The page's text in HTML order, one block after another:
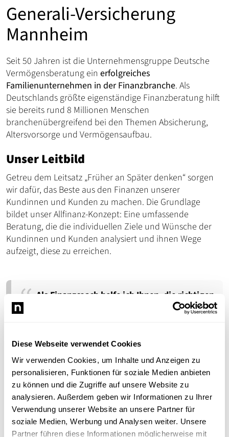
Diese Webseite verwendet Cookies
Wir verwenden Cookies, um Inhalte und Anzeigen zu
personalisieren, Funktionen für soziale Medien anbieten
zu können und die Zugriffe auf unsere Website zu
analysieren. Außerdem geben wir Informationen zu Ihrer
Verwendung unserer Website an unsere Partner für
soziale Medien, Werbung und Analysen weiter. Unsere
Partner führen diese Informationen möglicherweise mit
Generali-Versicherung
Mannheim
Seit 50 Jahren ist die Unternehmensgruppe Deutsche
Vermögensberatung ein erfolgreiches
Familienunternehmen in der Finanzbranche. Als
Deutschlands größte eigenständige Finanzberatung hilft
sie bereits rund 8 Millionen Menschen
branchenübergreifend bei den Themen Absicherung,
Altersvorsorge und Vermögensaufbau.
Unser Leitbild
Getreu dem Leitsatz „Früher an Später denken“ sorgen
wir dafür, das Beste aus den Finanzen unserer
Kundinnen und Kunden zu machen. Die Grundlage
bildet unser Allfinanz-Konzept: Eine umfassende
Beratung, die die individuellen Ziele und Wünsche der
Kundinnen und Kunden analysiert und ihnen Wege
aufzeigt, diese zu erreichen.
Als Finanzcoach helfe ich Ihnen, die richtigen
finanziellen Entscheidungen zu treffen.
Michael Kleinschmidt
Vermögensberater
Unsere Vision
Vermögensberatung. Das sind wir!